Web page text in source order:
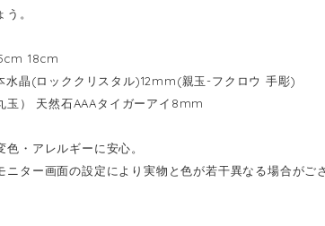
。
18cm
水晶(ロッククリスタル)12mm(親玉-フクロウ 手彫)
玉） 天然石AAAタイガーアイ8mm
★変色・アレルギーに安心。
ター画面の設定により実物と色が若干異なる場合がご